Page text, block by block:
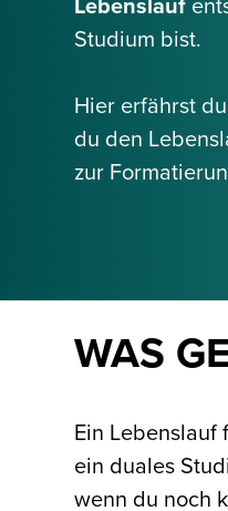
Lebenslauf
Studium bist.
Hier erfährst
du den
zur
WAS
Ein Lebenslauf
ein duales
wenn du noch